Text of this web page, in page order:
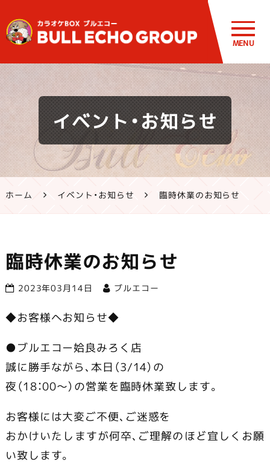
鹿児島・熊
本のカラオ
ケ ブルエコ
ー公式サイ
ト | 霧島市・
屋市、八代
市で営業中
MENU
イベント・お知らせ
ホーム イベント・お知らせ 臨時休業のお知らせ
臨時休業のお知らせ
2023年03月14日 ブルエコー
◆お客様へお知らせ◆
●ブルエコー姶良みろく店
誠に勝手ながら､本日（3/14）の
夜（18：00～）の営業を臨時休業致します。
お客様には大変ご不便､ご迷惑を
おかけいたしますが何卒､ご理解のほど宜しくお願
い致します。